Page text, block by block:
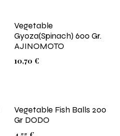
Vegetable
Gyoza(Spinach) 600 Gr.
AJINOMOTO
10,70€
Vegetable Fish Balls 200
Gr DODO